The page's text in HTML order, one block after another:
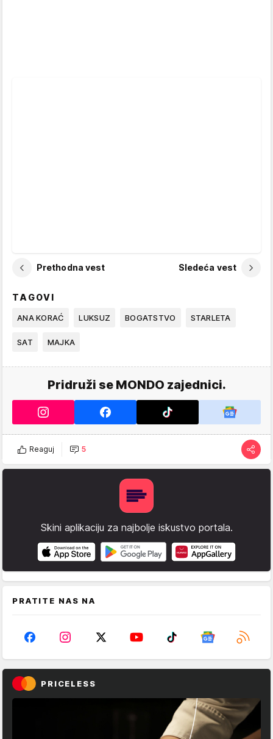
Prethodna vest Sledeća vest
TAGOVI
ANA KORAĆ LUKSUZ BOGATSTVO STARLETA
SAT MAJKA
Pridruži se MONDO zajednici.
Reaguj 5
Skini aplikaciju za najbolje iskustvo portala.
PRATITE NAS NA
PRICELESS